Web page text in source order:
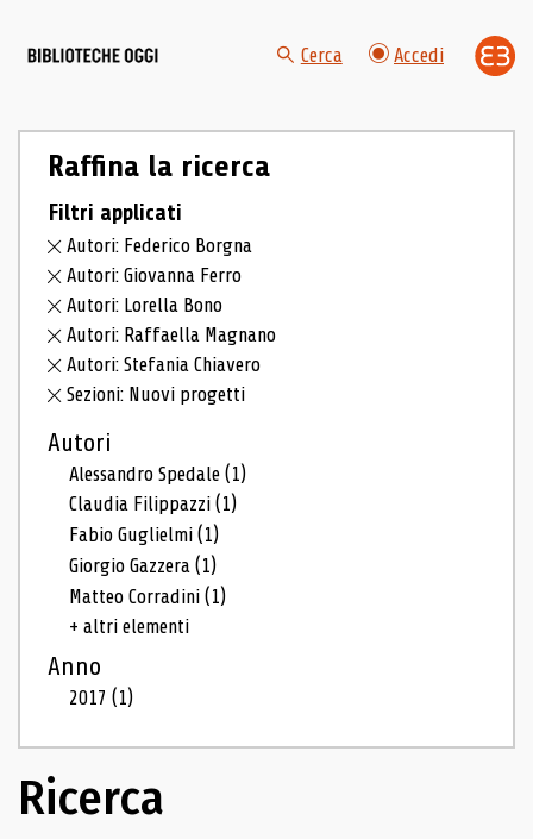
Cerca Accedi
Raffina la ricerca
Filtri applicati
Autori: Federico Borgna
Autori: Giovanna Ferro
Autori: Lorella Bono
Autori: Raffaella Magnano
Autori: Stefania Chiavero
Sezioni: Nuovi progetti
Autori
Alessandro Spedale(1)
Claudia Filippazzi(1)
Fabio Guglielmi(1)
Giorgio Gazzera(1)
Matteo Corradini(1)
+ altri elementi
Anno
2017(1)
Ricerca